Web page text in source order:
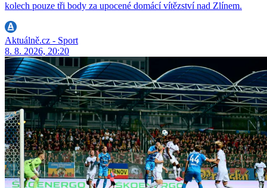
kolech pouze tři body za upocené domácí vítězství nad Zlínem.
Aktuálně.cz - Sport
8. 8. 2026, 20:20